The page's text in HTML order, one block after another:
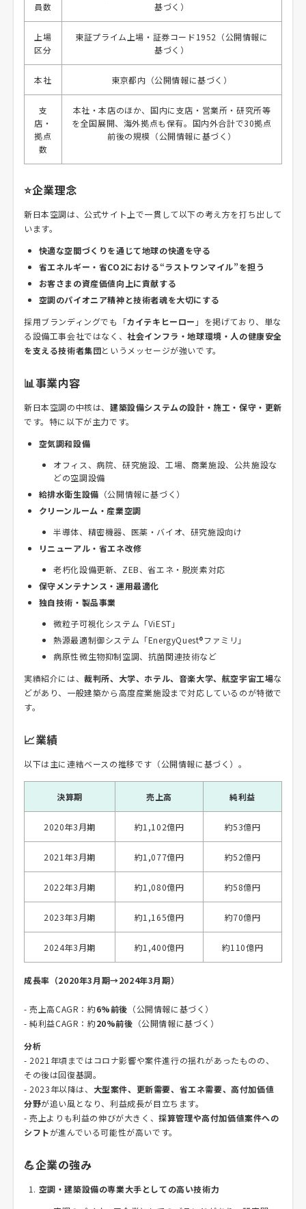
員数
基づく）
上場
区分
東証プライム上場・証券コード1952（公開情報に
基づく）
本社 東京都内（公開情報に基づく）
支
店・
拠点
数
本社・本店のほか、国内に支店・営業所・研究所等
を全国展開、海外拠点も保有。国内外合計で30拠点
前後の規模（公開情報に基づく）
⭐企業理念
新日本空調は、公式サイト上で一貫して以下の考え方を打ち出して
います。
快適な空間づくりを通じて地球の快適を守る
省エネルギー・省CO2における“ラストワンマイル”を担う
お客さまの資産価値向上に貢献する
空調のパイオニア精神と技術者魂を大切にする
採用ブランディングでも「カイテキヒーロー 」を掲げており、単な
る設備工事会社ではなく、社会インフラ・地球環境・人の健康安全
を支える技術者集団というメッセージが強いです。
📊事業内容
新日本空調の中核は、 建築設備システムの設計・施工・保守・更新
です。特に以下が主力です。
空気調和設備
オフィス、病院、研究施設、工場、商業施設、公共施設な
どの空調設備
給排水衛生設備 （公開情報に基づく）
クリーンルーム・産業空調
半導体、精密機器、医薬・バイオ、研究施設向け
リニューアル・省エネ改修
老朽化設備更新、ZEB、省エネ・脱炭素対応
保守メンテナンス・運用最適化
独自技術・製品事業
微粒子可視化システム「ViEST」
熱源最適制御システム「EnergyQuest®ファミリ」
病原性微生物抑制空調、抗菌関連技術など
実績紹介には、裁判所、大学、ホテル、音楽大学、航空宇宙工場な
どがあり、一般建築から高度産業施設まで対応しているのが特徴で
す。
📈業績
以下は主に連結ベースの推移です（公開情報に基づく）。
決算期 売上高 純利益
2020年3月期 約1,102億円 約53億円
2021年3月期 約1,077億円 約52億円
2022年3月期 約1,080億円 約58億円
2023年3月期 約1,165億円 約70億円
2024年3月期 約1,400億円 約110億円
成長率（2020年3月期→2024年3月期）
- 売上高CAGR：約6%前後 （公開情報に基づく）
- 純利益CAGR：約20%前後 （公開情報に基づく）
分析
- 2021年頃まではコロナ影響や案件進行の揺れがあったものの、
その後は回復基調。
- 2023年以降は、 大型案件、更新需要、省エネ需要、高付加価値
分野が追い風となり、利益成長が目立ちます。
- 売上よりも利益の伸びが大きく、採算管理や高付加価値案件への
シフトが進んでいる可能性が高いです。
💪企業の強み
空調・建築設備の専業大手としての高い技術力